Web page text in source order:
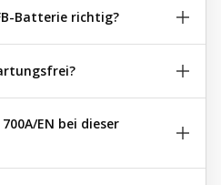
Batterie richtig?
EN bei dieser